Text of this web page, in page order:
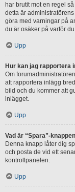
har brutit mot en regel
detta är
göra med varningar på
du är osäker på varför
Upp
Hur kan jag rapportera
Om
att rapportera inlägg
bild och du kommer att
inlägget.
Upp
Vad är “Spara”-
Denna knapp låter dig
och posta de vid ett
kontrollpanelen.
Upp